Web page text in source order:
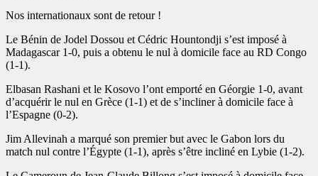
Nos internationaux sont de retour !
Le Bénin de Jodel Dossou et Cédric Hountondji s’est imposé à
Madagascar 1-0, puis a obtenu le nul à domicile face au RD Congo
(1-1).
Elbasan Rashani et le Kosovo l’ont emporté en Géorgie 1-0, avant
d’acquérir le nul en Grèce (1-1) et de s’incliner à domicile face à
l’Espagne (0-2).
Jim Allevinah a marqué son premier but avec le Gabon lors du
match nul contre l’Égypte (1-1), après s’être incliné en Lybie (1-2).